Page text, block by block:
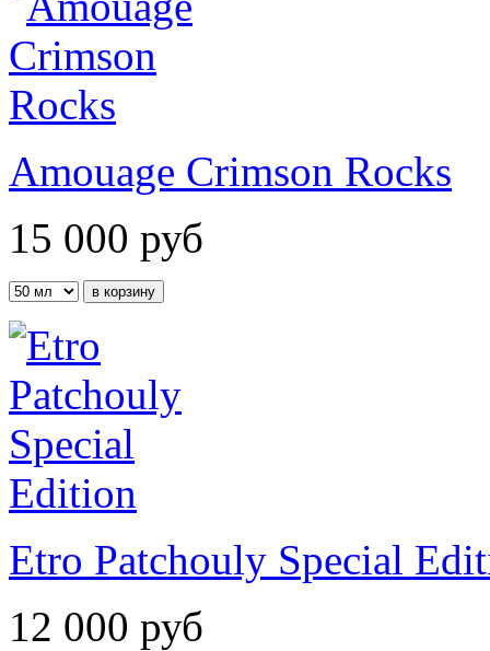
Amouage Crimson Rocks
15 000 руб
Etro Patchouly Special
12 000 руб